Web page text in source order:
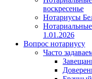
воскресенье
Нотариусы
1.01.2026
Вопрос нотариусу
Часто